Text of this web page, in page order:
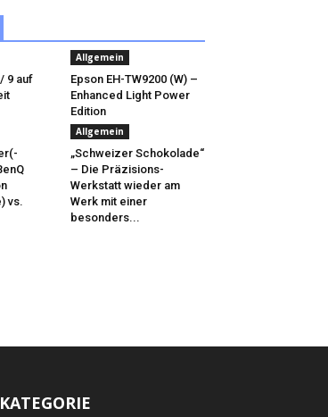
9 auf
Allgemein
Epson EH-TW9200 (W) –
Enhanced Light Power
Edition
vs.
Allgemein
„Schweizer Schokolade“
– Die Präzisions-
Werkstatt wieder am
Werk mit einer
besonders...